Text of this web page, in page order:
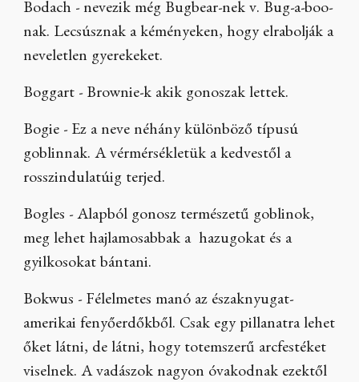
Bodach - nevezik még Bugbear-nek v. Bug-a-boo-
nak. Lecsúsznak a kéményeken, hogy elrabolják a
neveletlen gyerekeket.
Boggart - Brownie-k akik gonoszak lettek.
Bogie - Ez a neve néhány különböző típusú
goblinnak. A vérmérsékletük a kedvestől a
rosszindulatúig terjed.
Bogles - Alapból gonosz természetű goblinok,
meg lehet hajlamosabbak a hazugokat és a
gyilkosokat bántani.
Bokwus - Félelmetes manó az északnyugat-
amerikai fenyőerdőkből. Csak egy pillanatra lehet
őket látni, de látni, hogy totemszerű arcfestéket
viselnek. A vadászok nagyon óvakodnak ezektől